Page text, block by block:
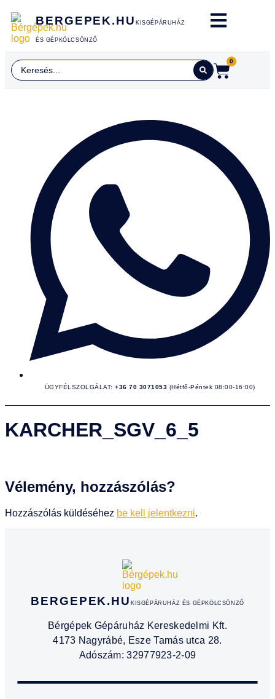
BERGEPEK.HU KISGÉPÁRUHÁZ
ÉS GÉPKÖLCSÖNZŐ
0
ÜGYFÉLSZOLGÁLAT: +36 70 3071053 (Hétfő-Péntek 08:00-16:00)
KARCHER_SGV_6_5
Vélemény, hozzászólás?
Hozzászólás küldéséhez be kell jelentkezni.
BERGEPEK.HUKISGÉPÁRUHÁZ ÉS GÉPKÖLCSÖNZŐ
Bérgépek Gépáruház Kereskedelmi Kft.
4173 Nagyrábé, Esze Tamás utca 28.
Adószám: 32977923-2-09